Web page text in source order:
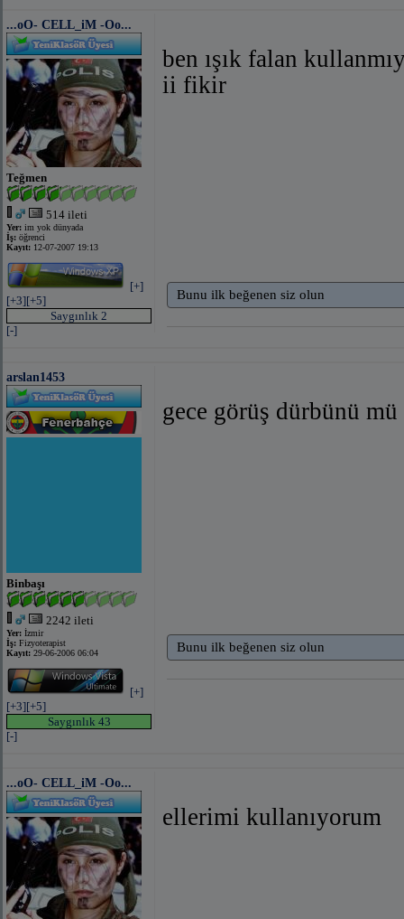
...oO- CELL_iM -Oo...
Teğmen
514 ileti
Yer: im yok dünyada
İş: öğrenci
Kayıt: 12-07-2007 19:13
[+]
[+3][+5]
Saygınlık 2
[-]
ben ışık falan
ii fikir
Bunu ilk beğenen siz olun
arslan1453
Binbaşı
2242 ileti
Yer: İzmir
İş: Fizyoterapist
Kayıt: 29-06-2006 06:04
[+]
[+3][+5]
Saygınlık 43
[-]
gece görüş dürbünü
Bunu ilk beğenen siz olun
...oO- CELL_iM -Oo...
ellerimi kullanıyorum